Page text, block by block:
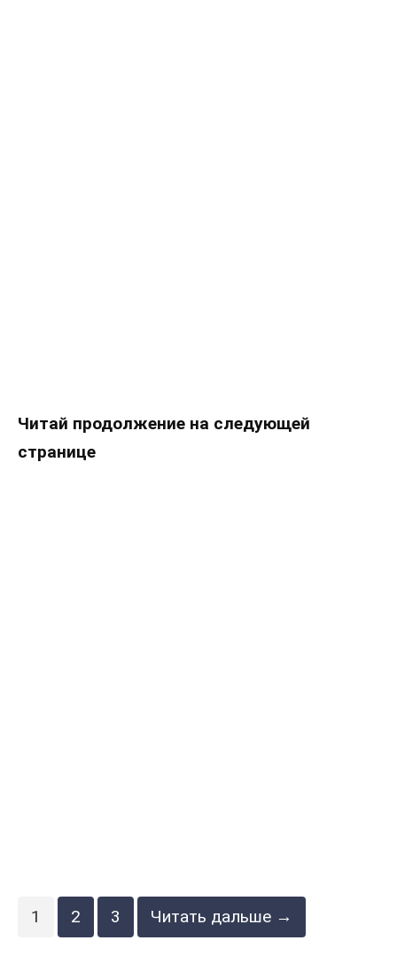
Читай продолжение на следующей
странице
1 2 3 Читать дальше →